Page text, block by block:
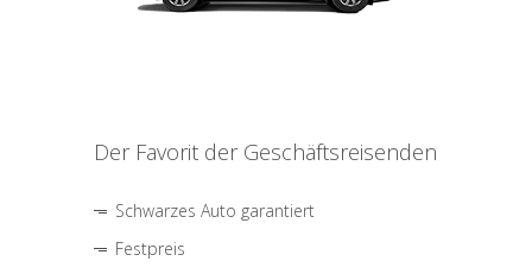
Der Favorit der Geschäftsreisenden
Schwarzes Auto garantiert
Festpreis